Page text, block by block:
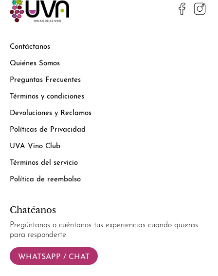
Contáctanos
Quiénes Somos
Preguntas Frecuentes
Términos y condiciones
Devoluciones y Reclamos
Políticas de Privacidad
UVA Vino Club
Términos del servicio
Política de reembolso
Chatéanos
Pregúntanos o cuéntanos tus experiencias cuando quieras
para responderte
WHATSAPP / CHAT